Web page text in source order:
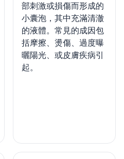
部刺激或損傷而形成的
小囊泡，其中充滿清澈
的液體。常見的成因包
括摩擦、燙傷、過度曝
曬陽光、或皮膚疾病引
起。